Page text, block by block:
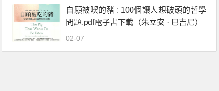
自願被喫的豬 : 100個讓人想破頭的哲學
問題.pdf電子書下載（朱立安 · 巴吉尼）
02-07